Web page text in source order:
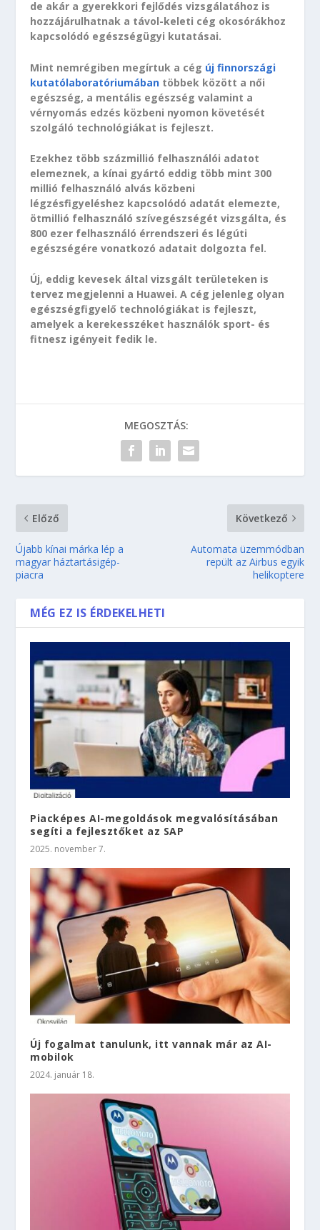
de akár a gyerekkori fejlődés vizsgálatához is
hozzájárulhatnak a távol-keleti cég okosórákhoz
kapcsolódó egészségügyi kutatásai.
Mint nemrégiben megírtuk a cég új finnországi
kutatólaboratóriumában többek között a női
egészség, a mentális egészség valamint a
vérnyomás edzés közbeni nyomon követését
szolgáló technológiákat is fejleszt.
Ezekhez több százmillió felhasználói adatot
elemeznek, a kínai gyártó eddig több mint 300
millió felhasználó alvás közbeni
légzésfigyeléshez kapcsolódó adatát elemezte,
ötmillió felhasználó szívegészségét vizsgálta, és
800 ezer felhasználó érrendszeri és légúti
egészségére vonatkozó adatait dolgozta fel.
Új, eddig kevesek által vizsgált területeken is
tervez megjelenni a Huawei. A cég jelenleg olyan
egészségfigyelő technológiákat is fejleszt,
amelyek a kerekesszéket használók sport- és
fitnesz igényeit fedik le.
MEGOSZTÁS:
Előző
Újabb kínai márka lép a
magyar háztartásigép-
piacra
Következő
Automata üzemmódban
repült az Airbus egyik
helikoptere
MÉG EZ IS ÉRDEKELHETI
Piacképes AI-megoldások megvalósításában
segíti a fejlesztőket az SAP
2025. november 7.
Új fogalmat tanulunk, itt vannak már az AI-
mobilok
2024. január 18.